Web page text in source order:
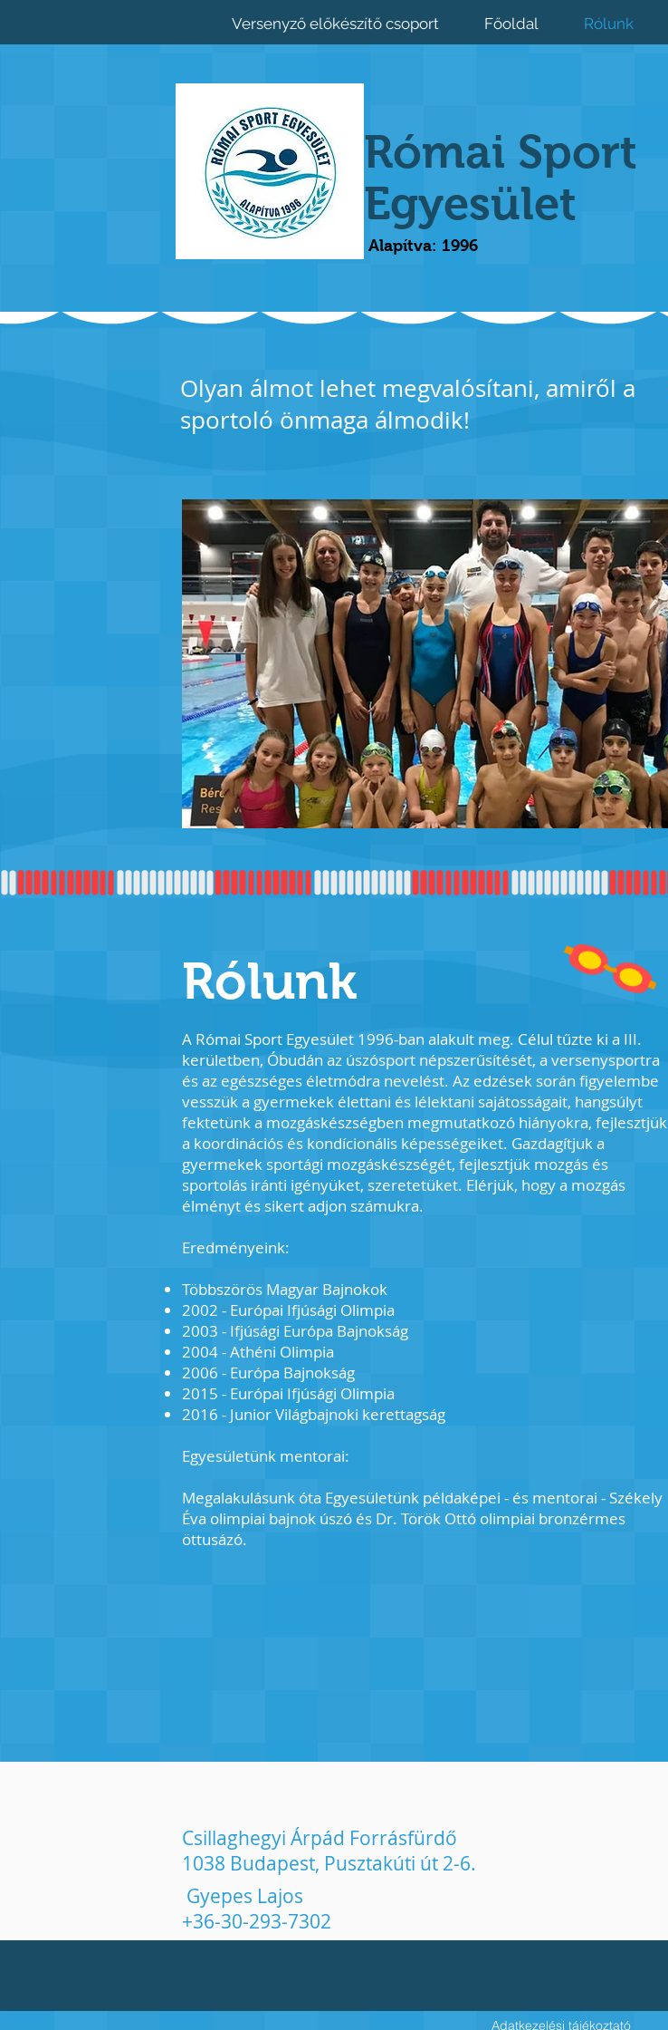
Versenyző előkészítő csoport Főoldal Rólunk
Római Sport
Egyesület
Alapítva: 1996
Olyan álmot lehet megvalósítani, amiről a
sportoló önmaga álmodik!
Rólunk
A Római Sport Egyesület 1996-ban alakult meg. Célul tűzte ki a III.
kerületben, Óbudán az úszósport népszerűsítését, a versenysportra
és az egészséges életmódra nevelést. Az edzések során figyelembe
vesszük a gyermekek élettani és lélektani sajátosságait, hangsúlyt
fektetünk a mozgáskészségben megmutatkozó hiányokra, fejlesztjük
a koordinációs és kondícionális képességeiket. Gazdagítjuk a
gyermekek sportági mozgáskészségét, fejlesztjük mozgás és
sportolás iránti igényüket, szeretetüket. Elérjük, hogy a mozgás
élményt és sikert adjon számukra.
Eredményeink:
Többszörös Magyar Bajnokok
2002 - Európai Ifjúsági Olimpia
2003 - Ifjúsági Európa Bajnokság
2004 - Athéni Olimpia
2006 - Európa Bajnokság
2015 - Európai Ifjúsági Olimpia
2016 - Junior Világbajnoki kerettagság
Egyesületünk mentorai:
Megalakulásunk óta Egyesületünk példaképei - és mentorai - Székely
Éva olimpiai bajnok úszó és Dr. Török Ottó olimpiai bronzérmes
öttusázó.
Csillaghegyi Árpád Forrásfürdő
1038 Budapest, Pusztakúti út 2-6.
Gyepes Lajos
+36-30-293-7302
Adatkezelési tájékoztató